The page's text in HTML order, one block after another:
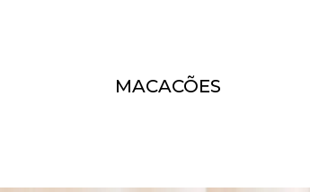
MACACÕES